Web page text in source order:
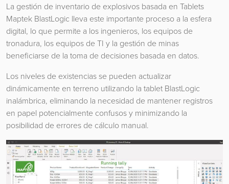
La gestión de inventario de explosivos basada en Tablets
Maptek BlastLogic lleva este importante proceso a la esfera
digital, lo que permite a los ingenieros, los equipos de
tronadura, los equipos de TI y la gestión de minas
beneficiarse de la toma de decisiones basada en datos.
Los niveles de existencias se pueden actualizar
dinámicamente en terreno utilizando la tablet BlastLogic
inalámbrica, eliminando la necesidad de mantener registros
en papel potencialmente confusos y minimizando la
posibilidad de errores de cálculo manual.